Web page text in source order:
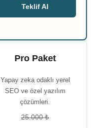
Teklif Al
Pro Paket
Yapay zeka odaklı yerel
SEO ve özel yazılım
çözümleri.
25.000 ₺